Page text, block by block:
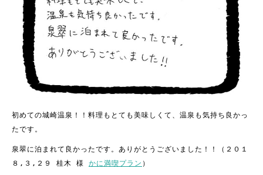
初めての城崎温泉！！料理もとても美味しくて、温泉も気持ち良かっ
たです。
泉翠に泊まれて良かったです。ありがとうございました！！（２０１
８,３,２９ 桂木 様 かに満喫プラン ）